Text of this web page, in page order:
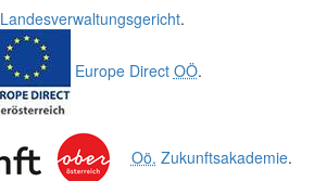
Landesverwaltungsgericht.
Europe Direct OÖ.
Oö. Zukunftsakademie.